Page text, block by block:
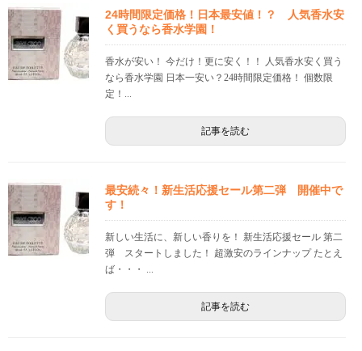
24時間限定価格！日本最安値！？ 人気香水安
く買うなら香水学園！
香水が安い！ 今だけ！更に安く！！ 人気香水安く買う
なら香水学園 日本一安い？24時間限定価格！ 個数限
定！...
記事を読む
最安続々！新生活応援セール第二弾 開催中で
す！
新しい生活に、新しい香りを！ 新生活応援セール 第二
弾 スタートしました！ 超激安のラインナップ たとえ
ば・・・ ...
記事を読む